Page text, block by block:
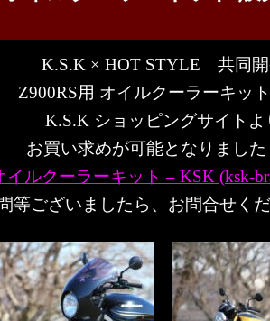
K.S.K × HOT STYLE 共同
Z900RS用 オイルクーラーキッ
K.S.K ショッピングサイトよ
お買い求めが可能となりました
イルクーラーキット – KSK (ksk-
等ございましたら、お問合せく